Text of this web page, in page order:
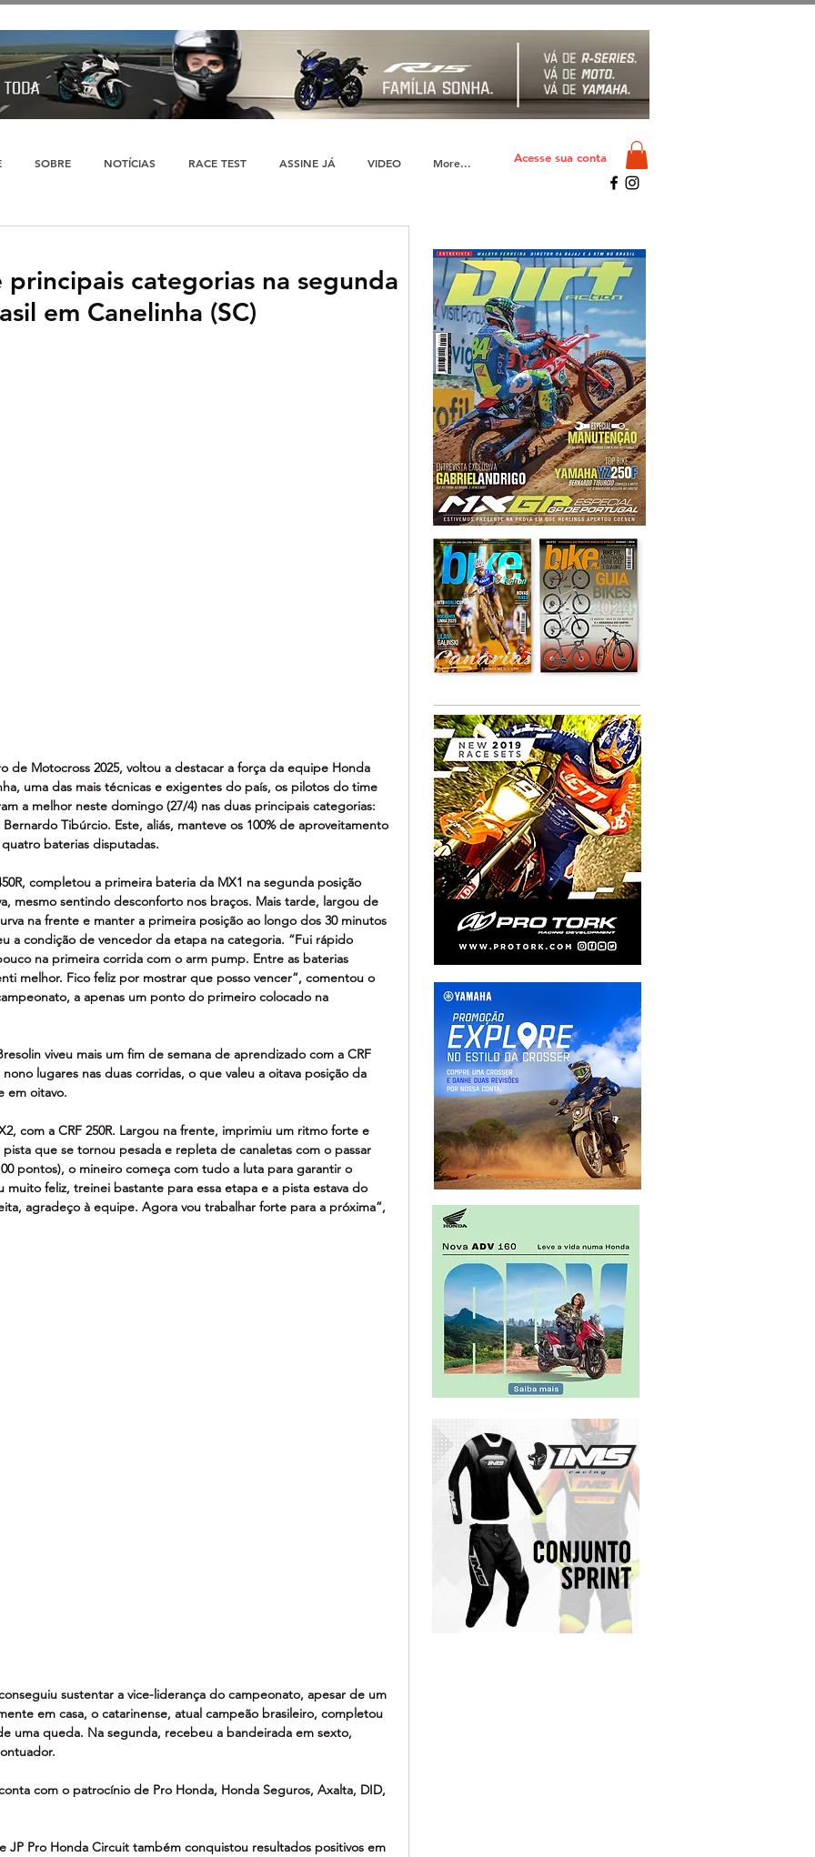
SOBRE NOTÍCIAS RACE TEST ASSINE JÁ VIDEO More... Acesse sua conta
principais categorias na segunda
em Canelinha (SC)
de Motocross 2025, voltou a destacar a força da equipe Honda
uma das mais técnicas e exigentes do país, os pilotos do time
a melhor neste domingo (27/4) nas duas principais categorias:
Tibúrcio. Este, aliás, manteve os 100% de aproveitamento
baterias disputadas.
completou a primeira bateria da MX1 na segunda posição
mesmo sentindo desconforto nos braços. Mais tarde, largou de
na frente e manter a primeira posição ao longo dos 30 minutos
a condição de vencedor da etapa na categoria. “Fui rápido
na primeira corrida com o arm pump. Entre as baterias
melhor. Fico feliz por mostrar que posso vencer”, comentou o
a apenas um ponto do primeiro colocado na
viveu mais um fim de semana de aprendizado com a CRF
lugares nas duas corridas, o que valeu a oitava posição da
em oitavo.
com a CRF 250R. Largou na frente, imprimiu um ritmo forte e
que se tornou pesada e repleta de canaletas com o passar
pontos), o mineiro começa com tudo a luta para garantir o
muito feliz, treinei bastante para essa etapa e a pista estava do
agradeço à equipe. Agora vou trabalhar forte para a próxima”,
sustentar a vice-liderança do campeonato, apesar de um
em casa, o catarinense, atual campeão brasileiro, completou
uma queda. Na segunda, recebeu a bandeirada em sexto,
com o patrocínio de Pro Honda, Honda Seguros, Axalta, DID,
JP Pro Honda Circuit também conquistou resultados positivos em